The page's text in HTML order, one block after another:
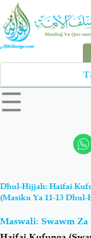
Skip
main
content
Search
left
sidebar
☰
Aqiydah
Shirki & Kufru
Dhul-Hijjah: Haifai
(Masiku Ya 11-13
Maswali: Swawm Za